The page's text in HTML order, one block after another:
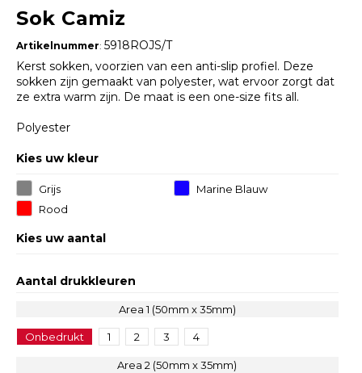
Sok Camiz
Artikelnummer:5918ROJS/T
Kerst sokken, voorzien van een anti-slip profiel. Deze
sokken zijn gemaakt van polyester, wat ervoor zorgt dat
ze extra warm zijn. De maat is een one-size fits all.
Polyester
Kies uw kleur
Grijs
Marine Blauw
Rood
Kies uw aantal
Aantal drukkleuren
Area 1 (50mm x 35mm)
Onbedrukt 1 2 3 4
Area 2 (50mm x 35mm)